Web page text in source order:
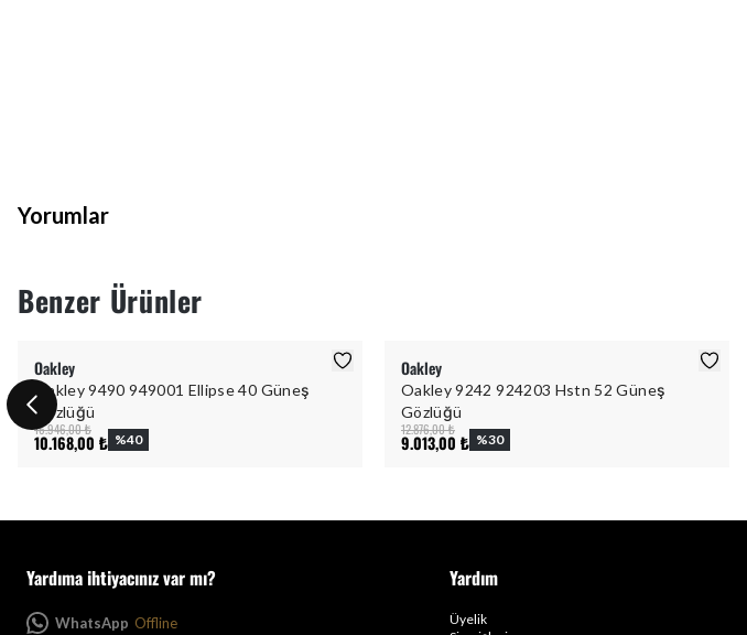
Yorumlar
Benzer Ürünler
Oakley
Oakley 9490 949001 Ellipse 40 Güneş
Gözlüğü
16.946,00 ₺
10.168,00 ₺ %40
Oakley
Oakley 9242 924203 Hstn 52 Güneş
Gözlüğü
12.876,00 ₺
9.013,00 ₺ %30
Yardıma ihtiyacınız var mı?
WhatsApp Offline
Yardım
Üyelik